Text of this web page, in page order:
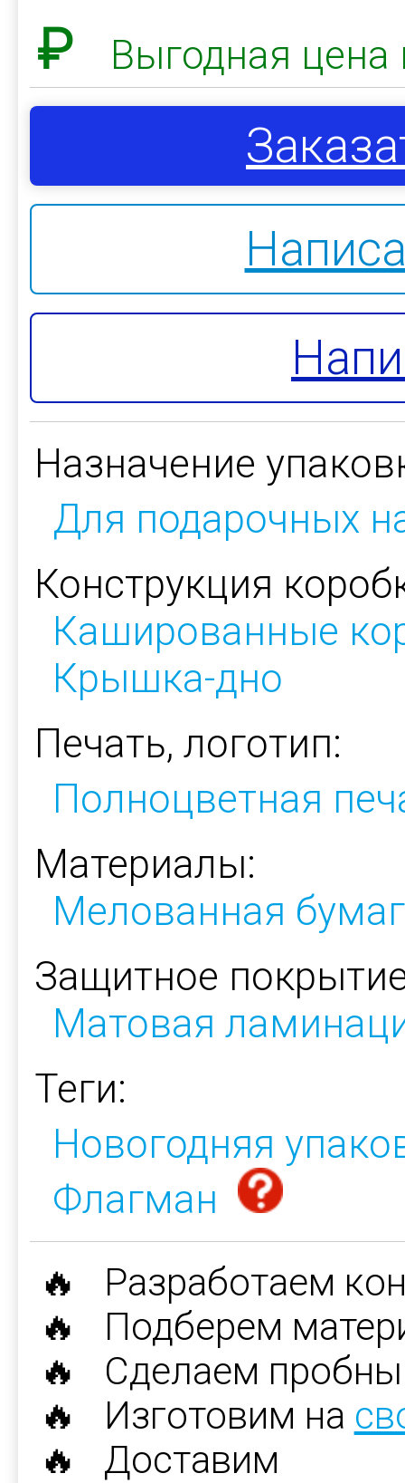
₽ Выгодная
Назначение
Для подарочных
Конструкция
Кашированные
Крышка-дно
Печать, логотип:
Полноцветная
Материалы:
Мелованная
Защитное
Матовая
Теги:
Новогодняя
Флагман
🔥 Разработаем
🔥 Подберем
🔥 Сделаем
🔥 Изготовим на
🔥 Доставим